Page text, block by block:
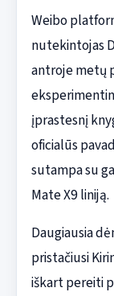
Weibo
nutekintojas
antroje metų
įprastesnį
oficialūs
sutampa su
Mate X9 liniją.
Daugiausia
pristačiusi
iškart pereiti